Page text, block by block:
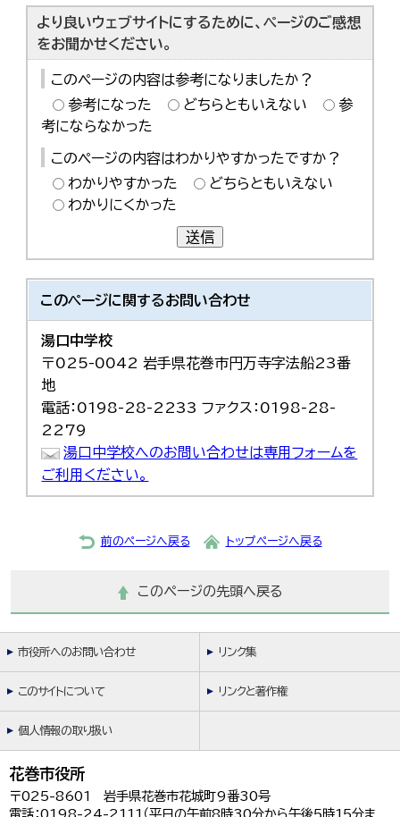
より良いウェブサイトにするために、ページのご感想
をお聞かせください。
このページの内容は参考になりましたか？
参考になった
どちらともいえない
参
考にならなかった
このページの内容はわかりやすかったですか？
わかりやすかった
どちらともいえない
わかりにくかった
送信
このページに関するお問い合わせ
湯口中学校
〒025-0042 岩手県花巻市円万寺字法船23番
地
電話：0198-28-2233 ファクス：0198-28-
2279
湯口中学校へのお問い合わせは専用フォームを
ご利用ください。
前のページへ戻る トップページへ戻る
このページの先頭へ戻る
市役所へのお問い合わせ リンク集
このサイトについて リンクと著作権
個人情報の取り扱い
花巻市役所
〒025-8601 岩手県花巻市花城町9番30号
電話：0198-24-2111（平日の午前8時30分から午後5時15分ま